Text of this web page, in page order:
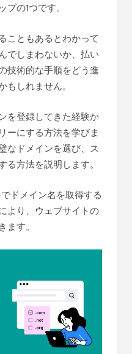
の1つです。
こともあるとわかって
でしまわないか、払い
技術的な手順をどう進
しれません。
を登録してきた経験か
ーにする方法を学びま
なドメインを選び、ス
方法を説明します。
ドメイン名を取得する
より、ウェブサイトの
す。